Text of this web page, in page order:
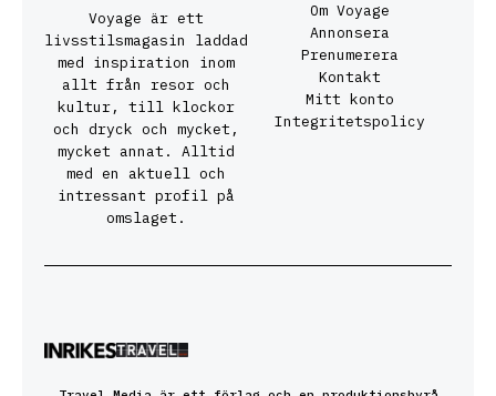
Voyage är ett
livsstilsmagasin laddad
med inspiration inom
allt från resor och
kultur, till klockor
och dryck och mycket,
mycket annat. Alltid
med en aktuell och
intressant profil på
omslaget.
Om Voyage
Annonsera
Prenumerera
Kontakt
Mitt konto
Integritetspolicy